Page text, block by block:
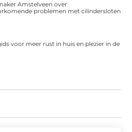
Amstelveen over
problemen met cilindersloten
voor meer rust in huis en plezier in de